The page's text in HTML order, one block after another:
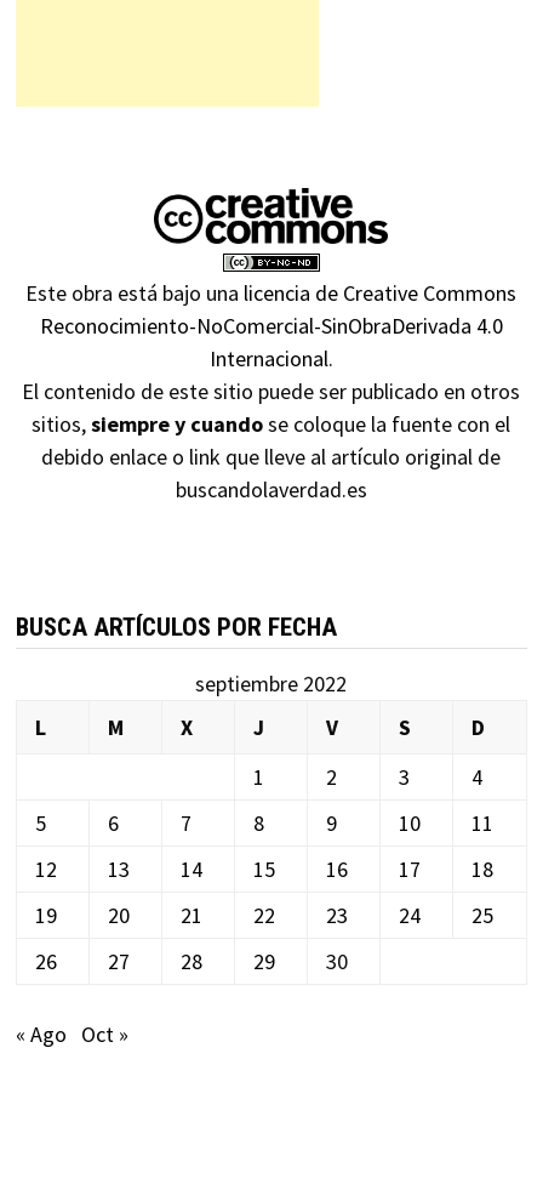
Este obra está bajo una licencia de Creative Commons
Reconocimiento-NoComercial-SinObraDerivada 4.0
Internacional.
El contenido de este sitio puede ser publicado en otros
sitios,siempre y cuandose coloque la fuente con el
debido enlace o link que lleve al artículo original de
buscandolaverdad.es
BUSCA ARTÍCULOS POR FECHA
septiembre 2022
L
M X J V S
D
1
2 3
4
5
6 7 8 9 10
11
12
13 14 15 16 17
18
19
20 21 22 23 24
25
26
27 28 29 30
« Ago Oct »